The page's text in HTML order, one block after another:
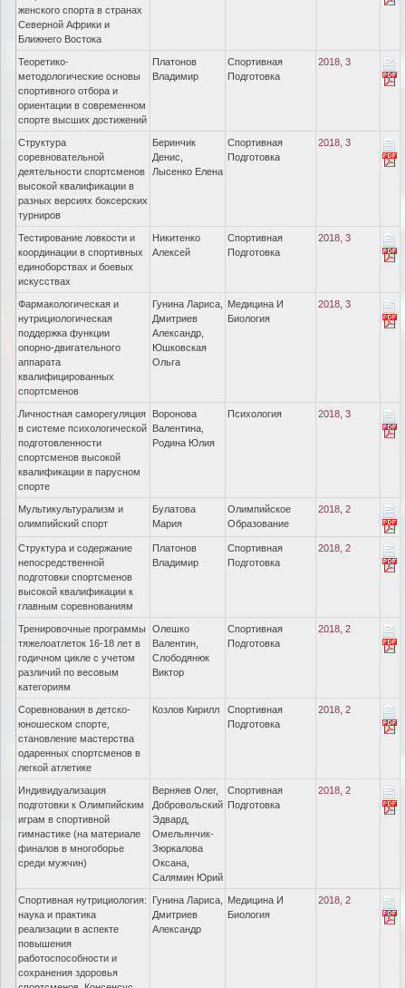
женского спорта в странах
Северной Африки и
Ближнего Востока
Теоретико-
методологические основы
спортивного отбора и
ориентации в современном
спорте высших достижений
Платонов
Владимир
Спортивная
Подготовка
2018, 3
Структура
соревновательной
деятельности спортсменов
высокой квалификации в
разных версиях боксерских
турниров
Беринчик
Денис,
Лысенко Елена
Спортивная
Подготовка
2018, 3
Тестирование ловкости и
координации в спортивных
единоборствах и боевых
искусствах
Никитенко
Алексей
Спортивная
Подготовка
2018, 3
Фармакологическая и
нутрициологическая
поддержка функции
опорно-двигательного
аппарата
квалифицированных
спортсменов
Гунина Лариса,
Дмитриев
Александр,
Юшковская
Ольга
Медицина И
Биология
2018, 3
Личностная саморегуляция
в системе психологической
подготовленности
спортсменов высокой
квалификации в парусном
спорте
Воронова
Валентина,
Родина Юлия
Психология 2018, 3
Мультикультурализм и
олимпийский спорт
Булатова
Мария
Олимпийское
Образование
2018, 2
Структура и содержание
непосредственной
подготовки спортсменов
высокой квалификации к
главным соревнованиям
Платонов
Владимир
Спортивная
Подготовка
2018, 2
Тренировочные программы
тяжелоатлеток 16-18 лет в
годичном цикле с учетом
различий по весовым
категориям
Олешко
Валентин,
Слободянюк
Виктор
Спортивная
Подготовка
2018, 2
Соревнования в детско-
юношеском спорте,
становление мастерства
одаренных спортсменов в
легкой атлетике
Козлов Кирилл
Спортивная
Подготовка
2018, 2
Индивидуализация
подготовки к Олимпийским
играм в спортивной
гимнастике (на материале
финалов в многоборье
среди мужчин)
Верняев Олег,
Добровольский
Эдвард,
Омельянчик-
Зюркалова
Оксана,
Салямин Юрий
Спортивная
Подготовка
2018, 2
Спортивная нутрициология:
наука и практика
реализации в аспекте
повышения
работоспособности и
сохранения здоровья
Гунина Лариса,
Дмитриев
Александр
Медицина И
Биология
2018, 2